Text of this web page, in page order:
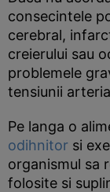
consecintele
cerebral,
creierului sau
problemele
tensiunii
Pe langa o
odihnitor si
organismul sa
folosite si